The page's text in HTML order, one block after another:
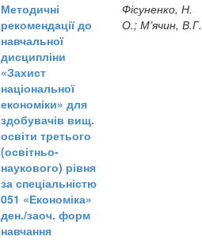
Методичні
рекомендації до
навчальної
дисципліни
«Захист
національної
економіки» для
здобувачів вищ.
освіти третього
(освітньо-
наукового) рівня
за спеціальністю
051 «Економіка»
ден./заоч. форм
навчання
Фісуненко, Н.
О.; М’ячин, В.Г.